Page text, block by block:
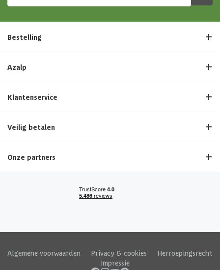
Bestelling
Azalp
Klantenservice
Veilig betalen
Onze partners
Algemene voorwaarden Privacy & cookies
Herroepingsrecht
Impressie